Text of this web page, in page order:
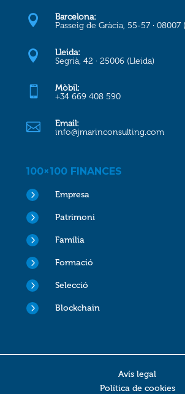

Barcelona:
Passeig de Gràcia, 55-57 · 08007

Lleida:
Segrià, 42 · 25006 (Lleida)

Mòbil:
+34 669 408 590

Email:
info@jmarinconsulting.com
100×100 FINANCES
5 Empresa
5 Patrimoni
5 Família
5 Formació
5 Selecció
5 Blockchain
Avís legal
Política de cookies